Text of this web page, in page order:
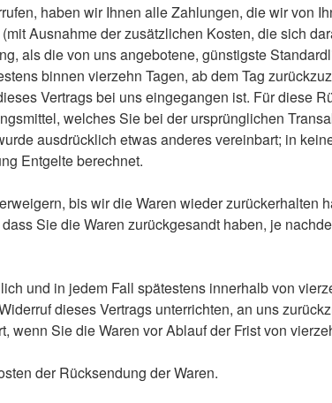
haben wir Ihnen alle Zahlungen, die wir von
Ausnahme der zusätzlichen Kosten, die sich
als die von uns angebotene, günstigste
binnen vierzehn Tagen, ab dem Tag
Vertrags bei uns eingegangen ist. Für diese
welches Sie bei der ursprünglichen
ausdrücklich etwas anderes vereinbart; in
Entgelte berechnet.
bis wir die Waren wieder zurückerhalten
Sie die Waren zurückgesandt haben, je
und in jedem Fall spätestens innerhalb von
dieses Vertrags unterrichten, an uns
wenn Sie die Waren vor Ablauf der Frist von
der Rücksendung der Waren.